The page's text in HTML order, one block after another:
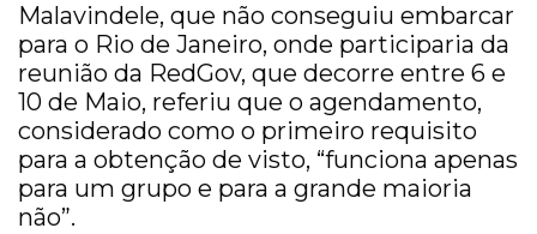
Malavindele, que não conseguiu embarcar
para o Rio de Janeiro, onde participaria da
reunião da RedGov, que decorre entre 6 e
10 de Maio, referiu que o agendamento,
considerado como o primeiro requisito
para a obtenção de visto, “funciona apenas
para um grupo e para a grande maioria
não”.